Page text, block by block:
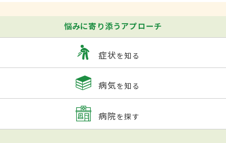
悩みに寄り添うアプローチ
症状を知る
病気を知る
病院を探す